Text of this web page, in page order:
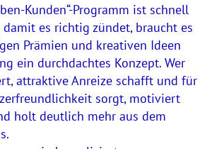
Kunden“-Programm ist schnell
es richtig zündet, braucht es
Prämien und kreativen Ideen
ein durchdachtes Konzept. Wer
attraktive Anreize schafft und für
sorgt, motiviert
holt deutlich mehr aus dem